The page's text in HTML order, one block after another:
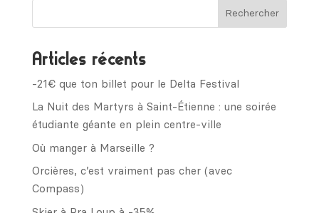
Articles récents
-21€ que ton billet pour le Delta Festival
La Nuit des Martyrs à Saint-Étienne : une soirée
étudiante géante en plein centre-ville
Où manger à Marseille ?
Orcières, c’est vraiment pas cher (avec
Compass)